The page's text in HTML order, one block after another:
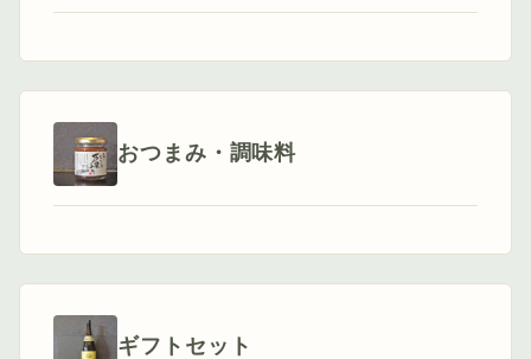
おつまみ・調味料
ギフトセット